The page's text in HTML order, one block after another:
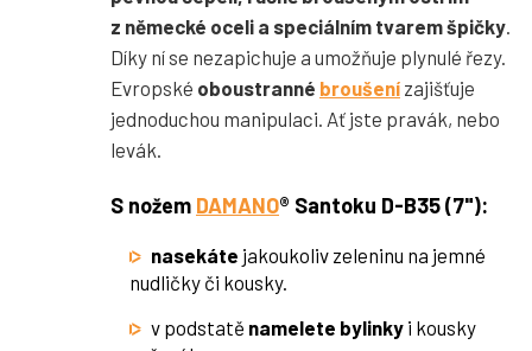
z německé oceli a speciálním tvarem špičky
Díky ní se nezapichuje a umožňuje plynulé řezy.
Evropské oboustranné broušení zajišťuje
jednoduchou manipulaci. Ať jste pravák, nebo
levák.
S nožem DAMANO® Santoku D-B35 (7"):
nasekáte jakoukoliv zeleninu na jemné
nudličky či kousky.
v podstatě namelete bylinky i kousky